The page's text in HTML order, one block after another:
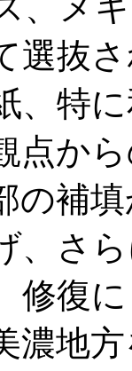
、メ
選抜
特
点か
の補
、さ
修復
濃地